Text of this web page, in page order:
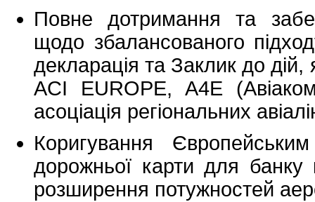
Повне дотримання та
щодо збалансованого
декларація та Заклик до дій,
ACI EUROPE, A4E
асоціація регіональних
Коригування
дорожньої карти для банку
розширення потужностей